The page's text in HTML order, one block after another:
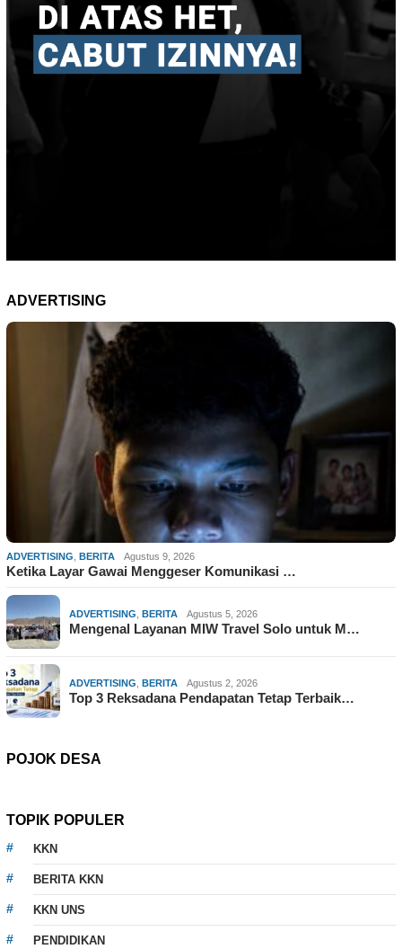
ADVERTISING
ADVERTISING BERITA Agustus 9, 2026
Ketika Layar Gawai Menggeser Komunikasi …
ADVERTISING BERITA Agustus 5, 2026
Mengenal Layanan MIW Travel Solo untuk M…
ADVERTISING BERITA Agustus 2, 2026
Top 3 Reksadana Pendapatan Tetap Terbaik…
POJOK DESA
TOPIK POPULER
KKN
BERITA KKN
KKN UNS
PENDIDIKAN